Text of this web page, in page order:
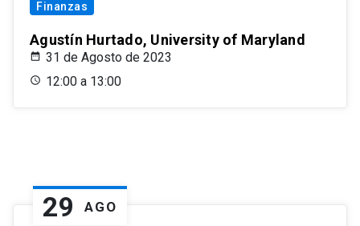
Finanzas
Agustín Hurtado, University of Maryland
31 de Agosto de 2023
12:00 a 13:00
29 AGO